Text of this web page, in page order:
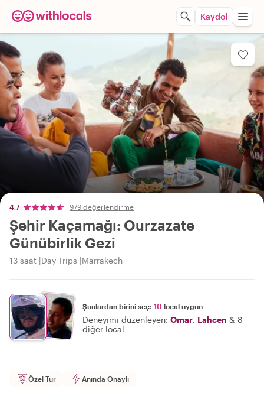
Kaydol
4,7 979 değerlendirme
Şehir Kaçamağı: Ourzazate
Günübirlik Gezi
13 saat Day Trips Marrakech
Şunlardan birini seç: 10 local uygun
Deneyimi düzenleyen: Omar, Lahcen & 8
diğer local
Özel Tur Anında Onaylı